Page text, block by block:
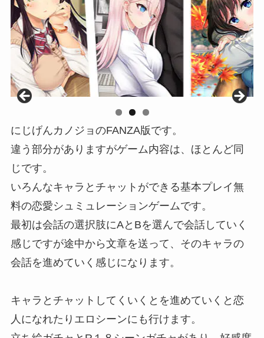
にじげんカノジョのFANZA版です。
違う部分がありますがゲーム内容は、ほとんど同
じです。
いろんなキャラとチャットができる基本プレイ無
料の恋愛シュミュレーションゲームです。
最初は会話の選択肢にAとBを選んで会話していく
感じですが途中から文章を送って、そのキャラの
会話を進めていく感じになります。
キャラとチャットしてくいくとを進めていくと恋
人になれたりエロシーンにも行けます。